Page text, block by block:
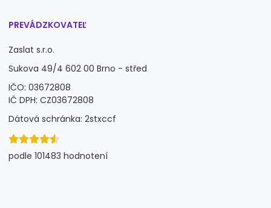
PREVÁDZKOVATEĽ
Zaslat s.r.o.
Sukova 49/4 602 00 Brno - střed
IČO: 03672808
IČ DPH: CZ03672808
Dátová schránka: 2stxccf
podle 101483 hodnotení